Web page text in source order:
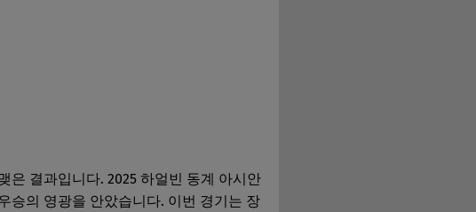
은 결과입니다. 2025 하얼빈 동계 아시안
승의 영광을 안았습니다. 이번 경기는 장